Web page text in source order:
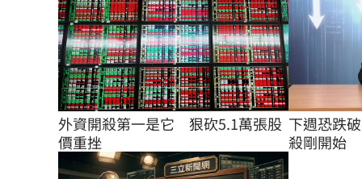
外資開殺第一是它　狠砍5.1萬張股
價重挫
下週恐跌
殺剛開始